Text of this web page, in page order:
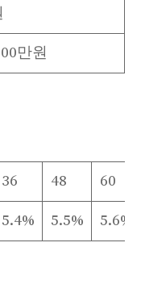
만원
36 48 60
5.4% 5.5% 5.6%